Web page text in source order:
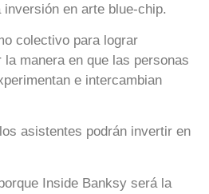
en arte blue-chip.
colectivo para lograr
manera en que las personas
e intercambian
asistentes podrán invertir en
Inside Banksy será la